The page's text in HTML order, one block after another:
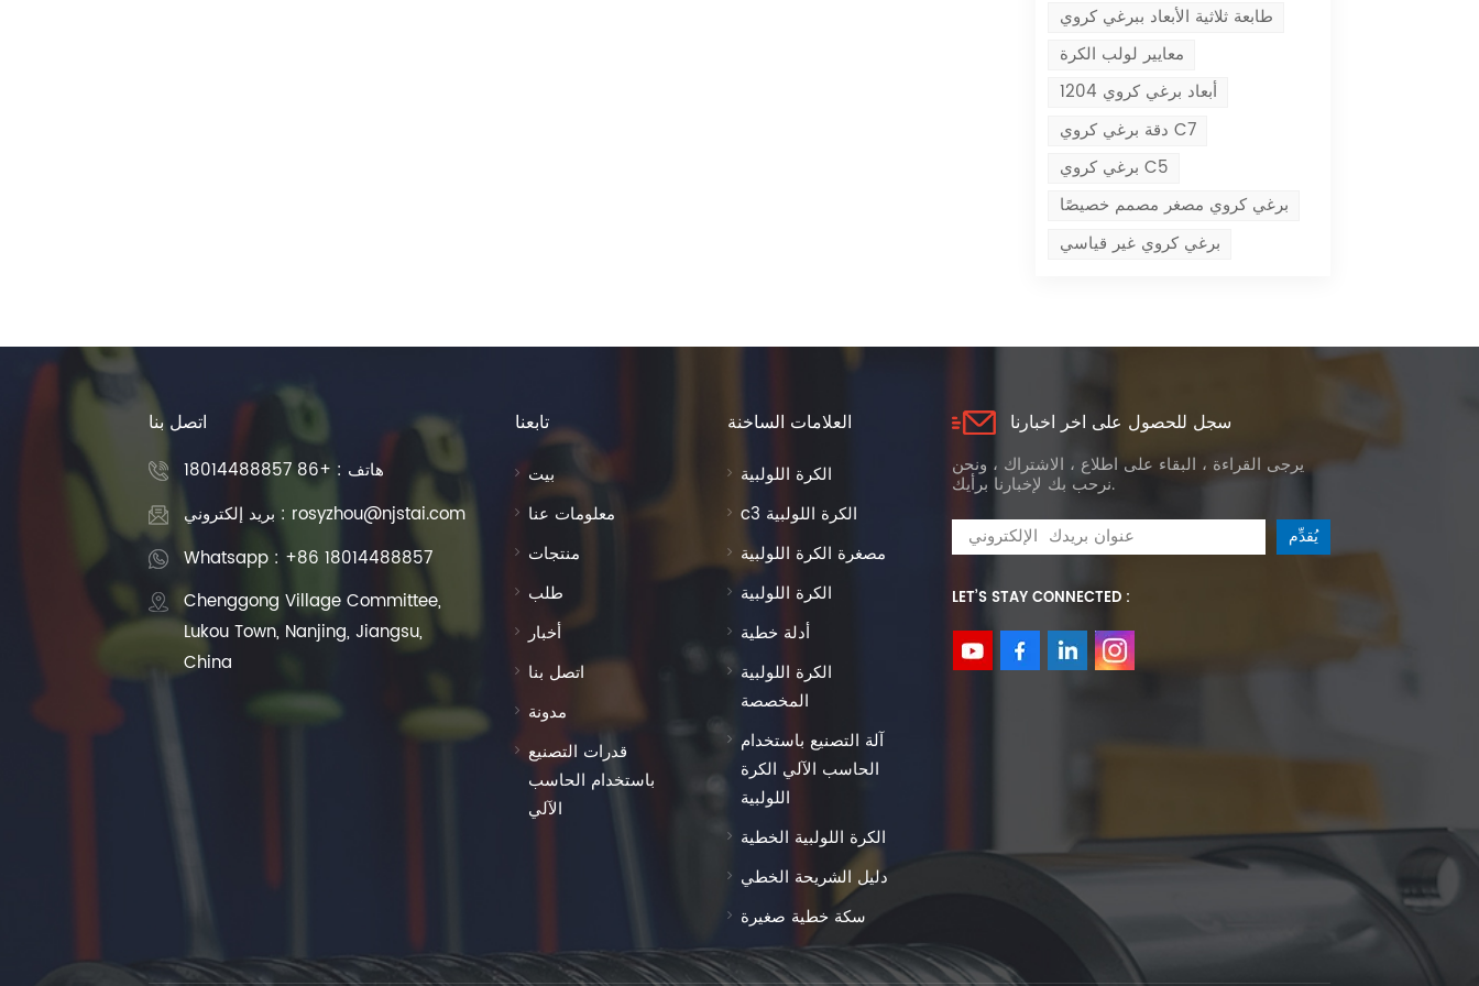
طابعة ثلاثية الأبعاد ببرغي كروي
معايير لولب الكرة
أبعاد برغي كروي 1204
دقة برغي كروي C7
برغي كروي C5
برغي كروي مصغر مصمم خصيصًا
برغي كروي غير قياسي
اتصل بنا
هاتف : +86 18014488857
بريد إلكتروني : rosyzhou@njstai.com
Whatsapp : +86 18014488857
Chenggong Village Committee,
Lukou Town, Nanjing, Jiangsu,
China
تابعنا
بيت
معلومات عنا
منتجات
طلب
أخبار
اتصل بنا
مدونة
قدرات التصنيع
باستخدام الحاسب
الآلي
العلامات الساخنة
الكرة اللولبية
c3 الكرة اللولبية
مصغرة الكرة اللولبية
الكرة اللولبية
أدلة خطية
الكرة اللولبية
المخصصة
آلة التصنيع باستخدام
الحاسب الآلي الكرة
اللولبية
الكرة اللولبية الخطية
دليل الشريحة الخطي
سكة خطية صغيرة
سجل للحصول على اخر اخبارنا
يرجى القراءة ، البقاء على اطلاع ، الاشتراك ، ونحن
نرحب بك لإخبارنا برأيك.
LET’S STAY CONNECTED :